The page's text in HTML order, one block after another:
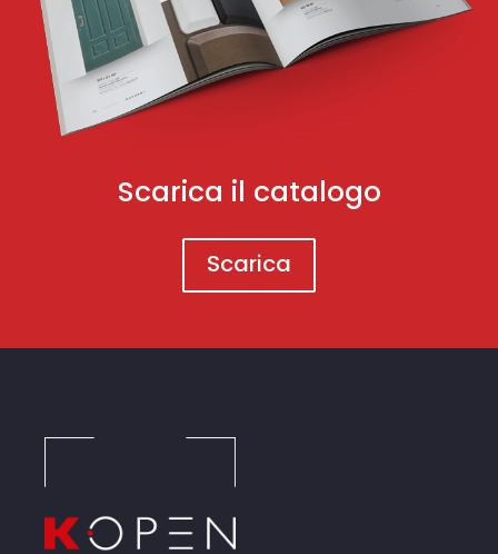
Scarica il catalogo
Scarica